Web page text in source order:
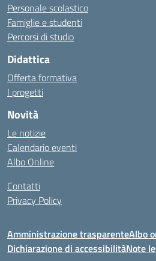
Personale scolastico
Famiglie e studenti
Percorsi di studio
Didattica
Offerta formativa
I progetti
Novità
Le notizie
Calendario eventi
Albo Online
Contatti
Privacy Policy
Amministrazione trasparenteAlbo
Dichiarazione di accessibilitàNote